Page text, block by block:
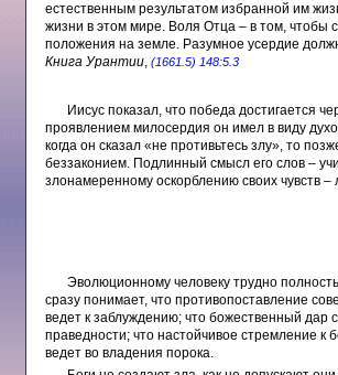
естественным результатом избранной им
жизни в этом мире. Воля Отца – в том, чтобы
положения на земле. Разумное усердие
Книга Урантии, (1661.5) 148:5.3
Иисус показал, что победа достигается
проявлением милосердия он имел в виду
когда он сказал «не противьтесь злу», то
беззаконием. Подлинный смысл его слов –
злонамеренному оскорблению своих чувств –
Эволюционному человеку трудно
сразу понимает, что противопоставление
ведет к заблуждению; что божественный
праведности; что настойчивое стремление к
ведет во владения порока.